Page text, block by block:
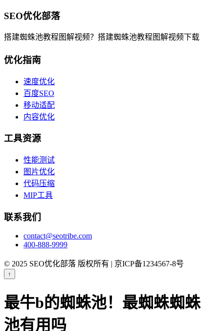
SEO优化部落
搭建蜘蛛池教程图解视频？搭建蜘蛛池教程图解视频下载
优化指南
速度优化
百度SEO
移动适配
内容优化
工具资源
性能测试
图片优化
代码压缩
MIP工具
联系我们
contact@seotribe.com
400-888-9999
© 2025 SEO优化部落 版权所有 | 京ICP备1234567-8号
↑
最牛b的蜘蛛池！最蜘蛛蜘蛛
池有用吗